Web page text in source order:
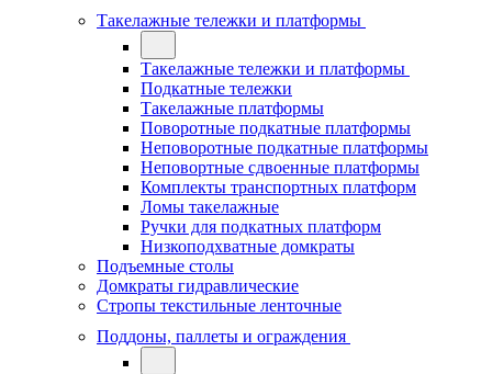
Такелажные тележки и платформы
Такелажные тележки и платформы
Подкатные тележки
Такелажные платформы
Поворотные подкатные платформы
Неповоротные подкатные платформы
Неповортные сдвоенные платформы
Комплекты транспортных платформ
Ломы такелажные
Ручки для подкатных платформ
Низкоподхватные домкраты
Подъемные столы
Домкраты гидравлические
Стропы текстильные ленточные
Поддоны, паллеты и ограждения